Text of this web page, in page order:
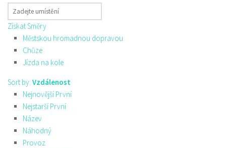
Získat Směry
Městskou hromadnou dopravou
Chůze
Jízda na kole
Sort by: Vzdálenost
Nejnovější První
Nejstarší První
Název
Náhodný
Provoz